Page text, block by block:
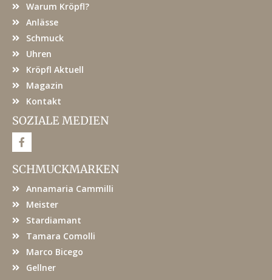
Warum Kröpfl?
Anlässe
Schmuck
Uhren
Kröpfl Aktuell
Magazin
Kontakt
SOZIALE MEDIEN
F
a
e
b
o
SCHMUCKMARKEN
Annamaria Cammilli
Meister
Stardiamant
Tamara Comolli
Marco Bicego
Gellner